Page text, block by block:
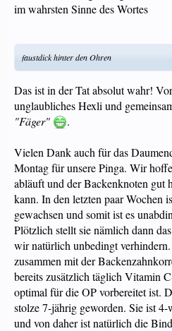
im wahrsten Sinne des Wortes
faustdick hinter den Ohren
Das ist in der Tat absolut wahr!
unglaubliches Hexli und
"Fäger"
.
Vielen Dank auch für das
Montag für unsere Pinga. Wir
abläuft und der Backenknoten gut
kann. In den letzten paar Wochen
gewachsen und somit ist es
Plötzlich stellt sie nämlich dann
wir natürlich unbedingt verhindern.
zusammen mit der
bereits zusätzlich täglich Vitamin
optimal für die OP vorbereitet ist.
stolze 7-jährig geworden. Sie ist
und von daher ist natürlich die